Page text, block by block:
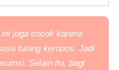
juga cocok karena
tulang keropos. Jadi
Selain itu, bagi